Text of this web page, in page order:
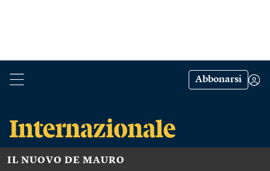
Abbonarsi
IL NUOVO DE MAURO